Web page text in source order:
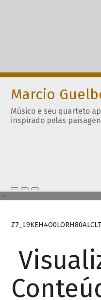
Marcio
Músico e seu quarteto
inspirado pelas